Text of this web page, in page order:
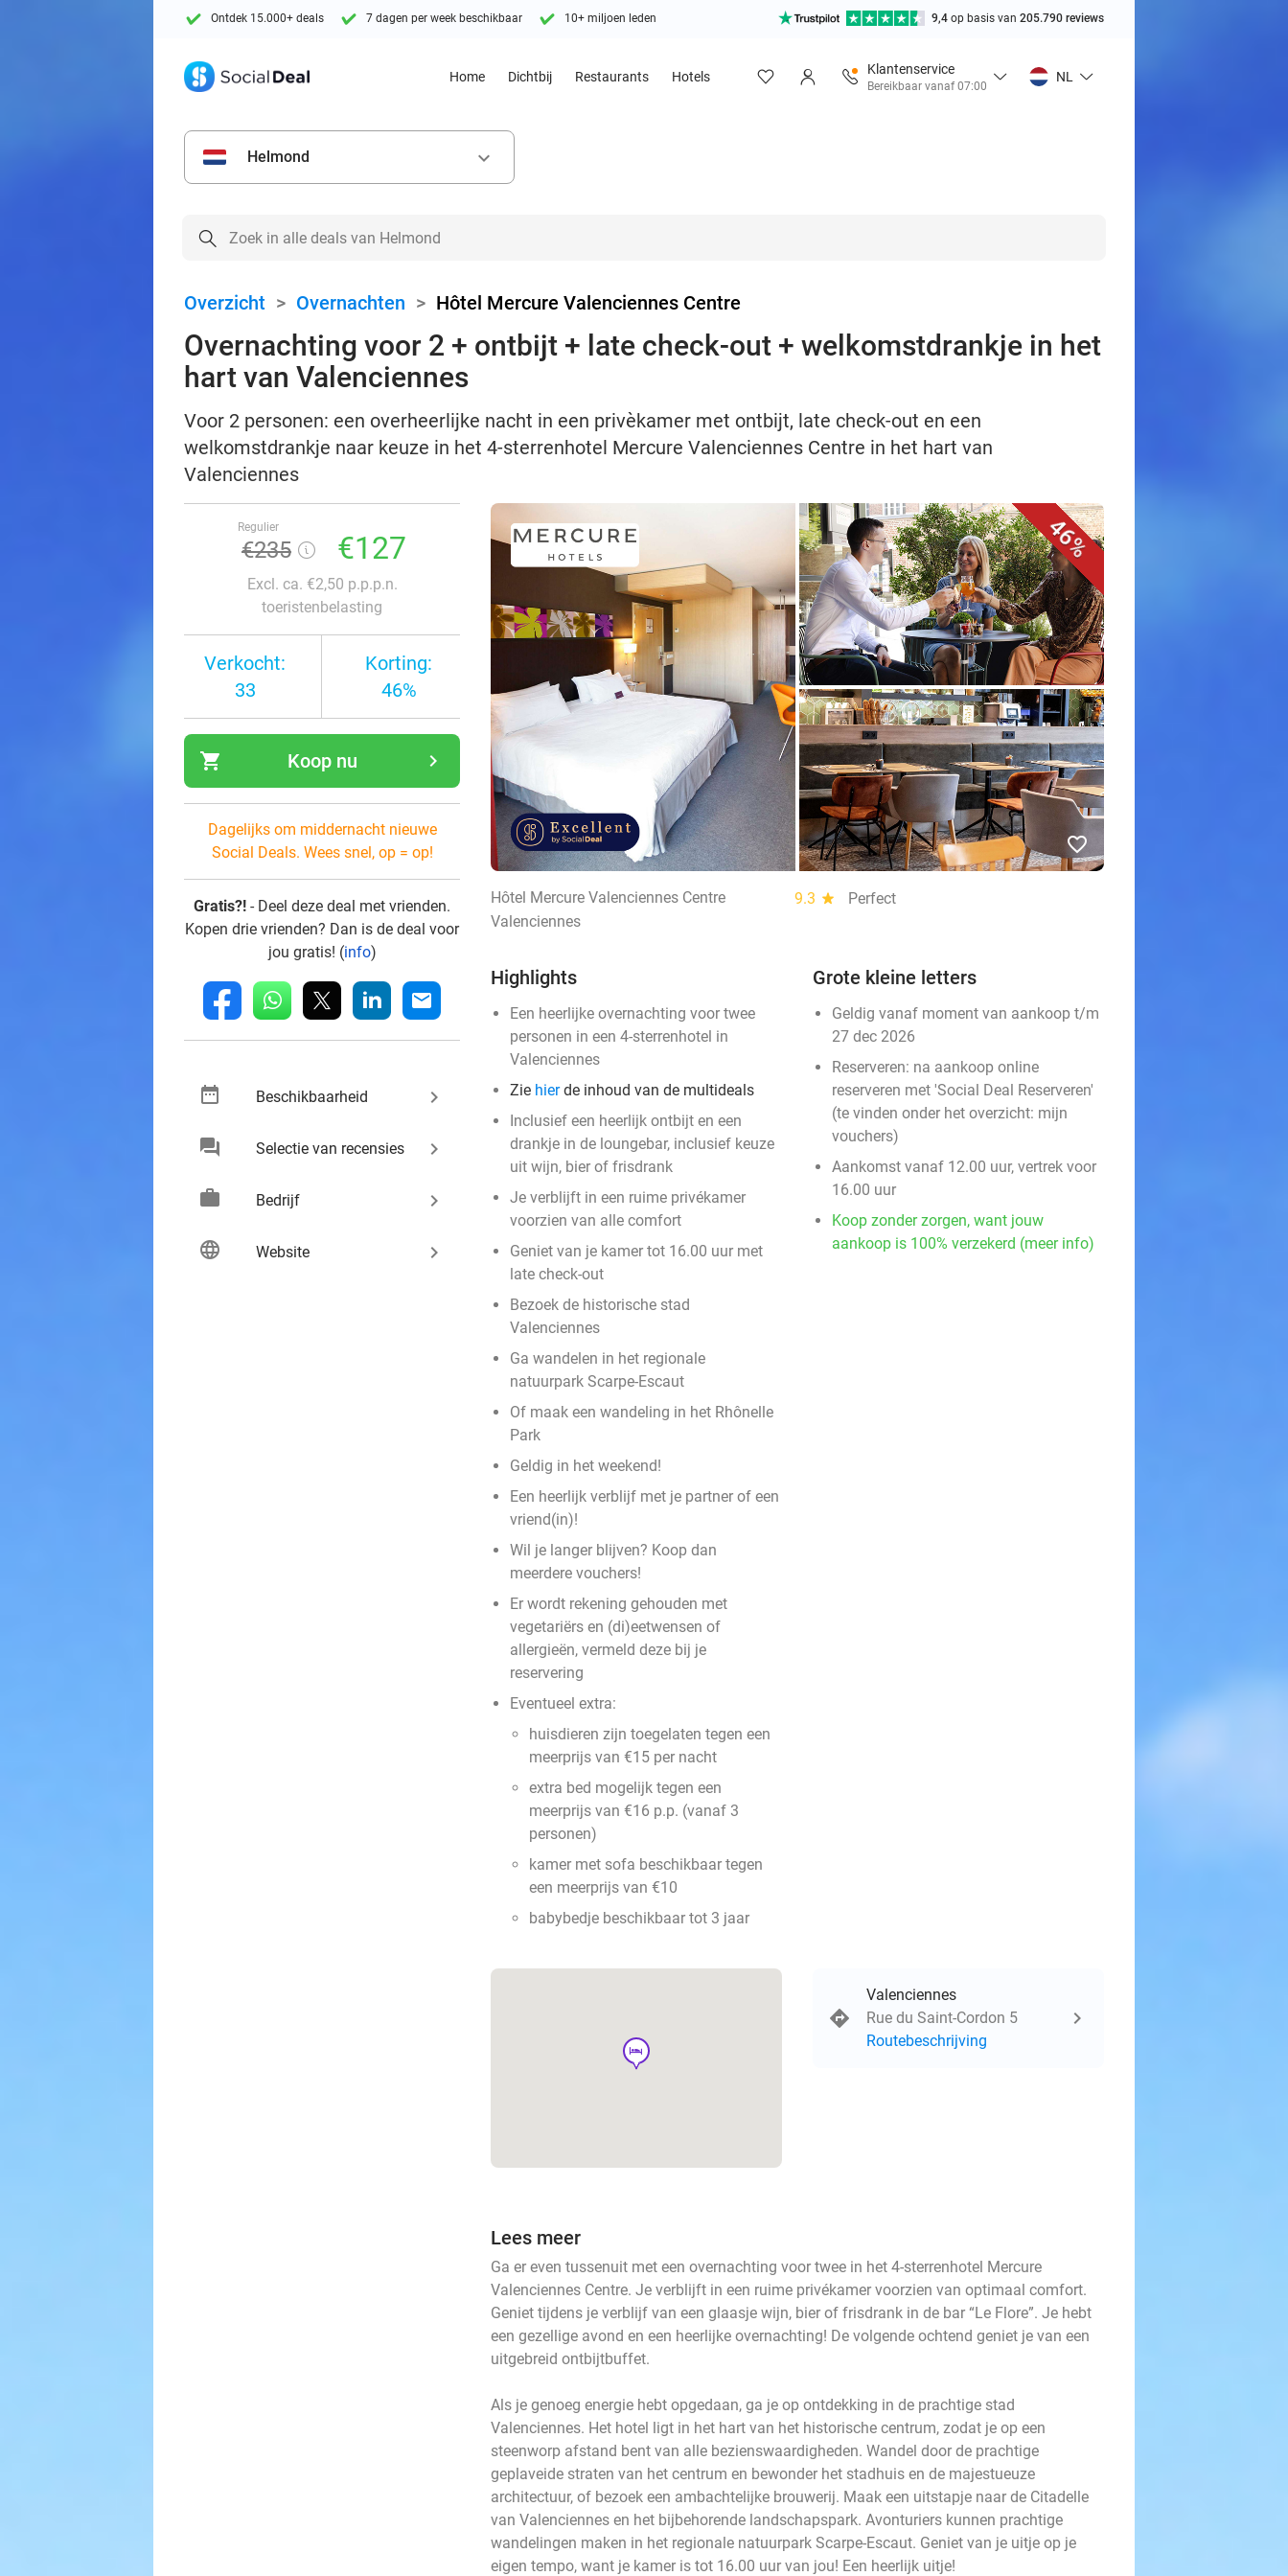
Ontdek 15.000+ deals 7 dagen per week beschikbaar 10+ miljoen leden 9,4 op basis van 205.790 reviews
Home Dichtbij Restaurants Hotels
Klantenservice
Bereikbaar vanaf 07:00
NL
Helmond keyboard_arrow_down
Overzicht > Overnachten > Hôtel Mercure Valenciennes Centre
Overnachting voor 2 + ontbijt + late check-out + welkomstdrankje in het
hart van Valenciennes
Voor 2 personen: een overheerlijke nacht in een privèkamer met ontbijt, late check-out en een
welkomstdrankje naar keuze in het 4-sterrenhotel Mercure Valenciennes Centre in het hart van
Valenciennes
Regulier
€235 €127
Excl. ca. €2,50 p.p.p.n.
toeristenbelasting
Verkocht:
33
Korting:
46%
shopping_cart navigate_next
Koop nu
Dagelijks om middernacht nieuwe
Social Deals. Wees snel, op = op!
Gratis?! - Deel deze deal met vrienden.
Kopen drie vrienden? Dan is de deal voor
jou gratis! (info)
fb whatsapp linkedin mail
date_range Beschikbaarheid keyboard_arrow_right
chat Selectie van recensies keyboard_arrow_right
work Bedrijf keyboard_arrow_right
language Website keyboard_arrow_right
46%
favorite_border
Hôtel Mercure Valenciennes Centre 9.3 star
Perfect
Valenciennes
Highlights
Een heerlijke overnachting voor twee
personen in een 4-sterrenhotel in
Valenciennes
Zie hierde inhoud van de multideals
Inclusief een heerlijk ontbijt en een
drankje in de loungebar, inclusief keuze
uit wijn, bier of frisdrank
Je verblijft in een ruime privékamer
voorzien van alle comfort
Geniet van je kamer tot 16.00 uur met
late check-out
Bezoek de historische stad
Valenciennes
Ga wandelen in het regionale
natuurpark Scarpe-Escaut
Of maak een wandeling in het Rhônelle
Park
Geldig in het weekend!
Een heerlijk verblijf met je partner of een
vriend(in)!
Wil je langer blijven? Koop dan
meerdere vouchers!
Er wordt rekening gehouden met
vegetariërs en (di)eetwensen of
allergieën, vermeld deze bij je
reservering
Eventueel extra:
huisdieren zijn toegelaten tegen een
meerprijs van €15 per nacht
extra bed mogelijk tegen een
meerprijs van €16 p.p. (vanaf 3
personen)
kamer met sofa beschikbaar tegen
een meerprijs van €10
babybedje beschikbaar tot 3 jaar
Grote kleine letters
Geldig vanaf moment van aankoop t/m
27 dec 2026
Reserveren: na aankoop online
reserveren met 'Social Deal Reserveren'
(te vinden onder het overzicht: mijn
vouchers)
Aankomst vanaf 12.00 uur, vertrek voor
16.00 uur
Koop zonder zorgen, want jouw
aankoop is 100% verzekerd (meer info)
hotel
Valenciennes
Rue du Saint-Cordon 5
Routebeschrijving
Lees meer
Ga er even tussenuit met een overnachting voor twee in het 4-sterrenhotel Mercure
Valenciennes Centre. Je verblijft in een ruime privékamer voorzien van optimaal comfort.
Geniet tijdens je verblijf van een glaasje wijn, bier of frisdrank in de bar “Le Flore”. Je hebt
een gezellige avond en een heerlijke overnachting! De volgende ochtend geniet je van een
uitgebreid ontbijtbuffet.
Als je genoeg energie hebt opgedaan, ga je op ontdekking in de prachtige stad
Valenciennes. Het hotel ligt in het hart van het historische centrum, zodat je op een
steenworp afstand bent van alle bezienswaardigheden. Wandel door de prachtige
geplaveide straten van het centrum en bewonder het stadhuis en de majestueuze
architectuur, of bezoek een ambachtelijke brouwerij. Maak een uitstapje naar de Citadelle
van Valenciennes en het bijbehorende landschapspark. Avonturiers kunnen prachtige
wandelingen maken in het regionale natuurpark Scarpe-Escaut. Geniet van je uitje op je
eigen tempo, want je kamer is tot 16.00 uur van jou! Een heerlijk uitje!